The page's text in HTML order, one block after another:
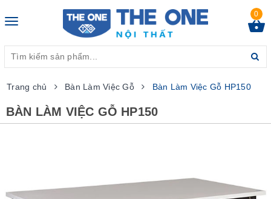
Toggle
0
Trang chủ Bàn Làm Việc Gỗ Bàn Làm Việc Gỗ HP150
BÀN LÀM VIỆC GỖ HP150